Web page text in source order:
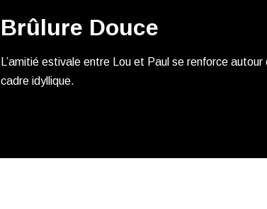
Brûlure Douce
L’amitié estivale entre Lou et Paul se renforce
cadre idyllique.